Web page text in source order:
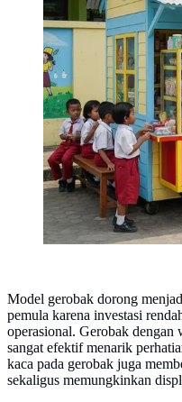
Model gerobak dorong
pemula karena investasi
operasional. Gerobak dengan
sangat efektif menarik
kaca pada gerobak juga
sekaligus memungkinkan